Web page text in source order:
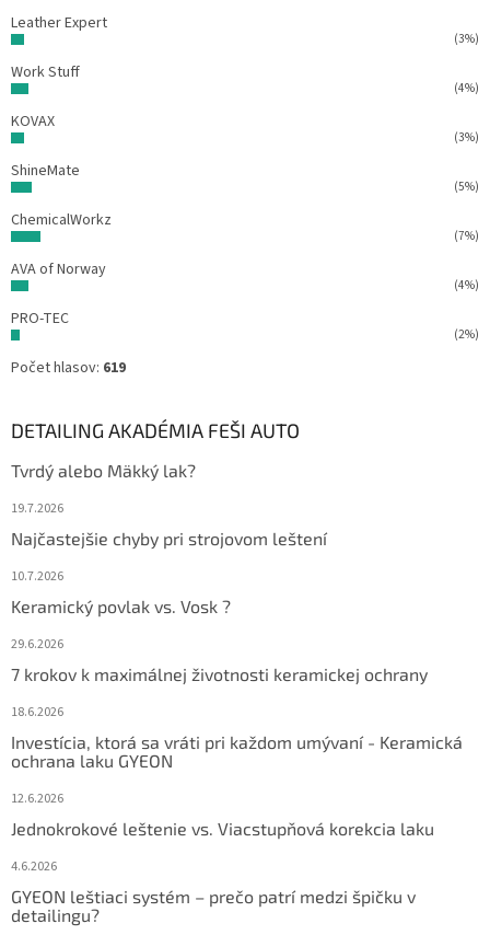
Leather Expert
(3%)
Work Stuff
(4%)
KOVAX
(3%)
ShineMate
(5%)
ChemicalWorkz
(7%)
AVA of Norway
(4%)
PRO-TEC
(2%)
Počet hlasov: 619
DETAILING AKADÉMIA FEŠI AUTO
Tvrdý alebo Mäkký lak?
19.7.2026
Najčastejšie chyby pri strojovom leštení
10.7.2026
Keramický povlak vs. Vosk ?
29.6.2026
7 krokov k maximálnej životnosti keramickej ochrany
18.6.2026
Investícia, ktorá sa vráti pri každom umývaní - Keramická
ochrana laku GYEON
12.6.2026
Jednokrokové leštenie vs. Viacstupňová korekcia laku
4.6.2026
GYEON leštiaci systém – prečo patrí medzi špičku v
detailingu?